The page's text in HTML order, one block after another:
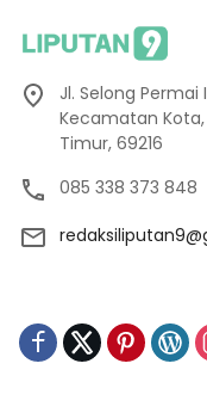
Jl. Selong Permai
Kecamatan
Timur, 69216
085 338 373 848